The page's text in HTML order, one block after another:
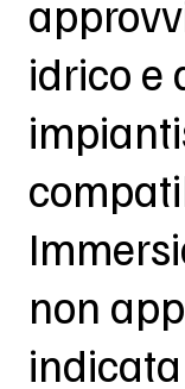
idrico e
non